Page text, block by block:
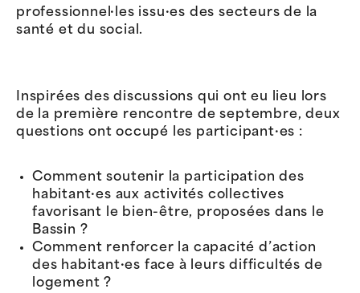
professionnel·les issu·es des secteurs de la
santé et du social.
Inspirées des discussions qui ont eu lieu lors
de la première rencontre de septembre, deux
questions ont occupé les participant·es :
Comment soutenir la participation des
habitant·es aux activités collectives
favorisant le bien-être, proposées dans le
Bassin ?
Comment renforcer la capacité d’action
des habitant·es face à leurs difficultés de
logement ?